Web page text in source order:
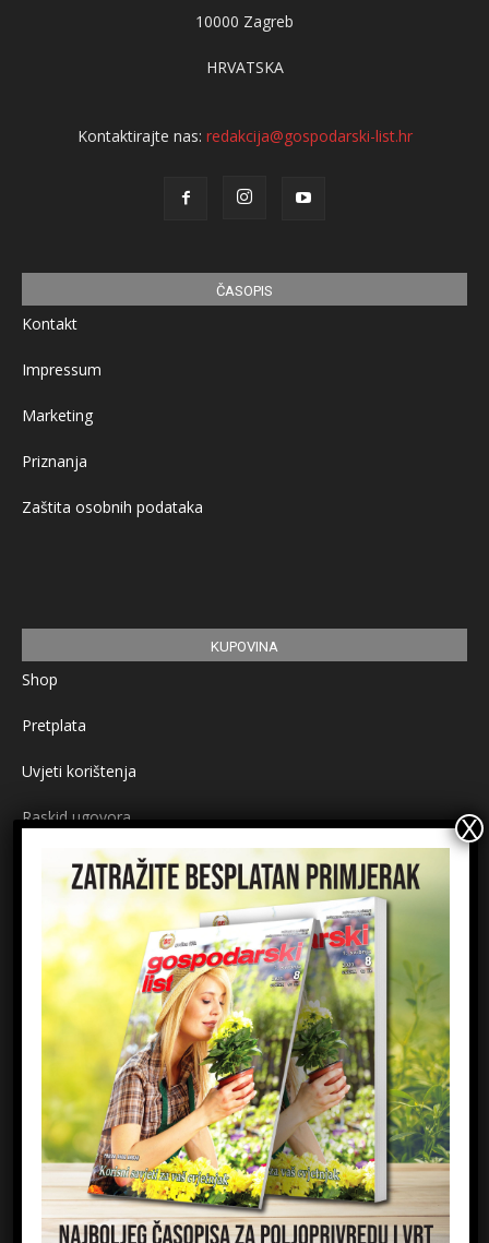
10000 Zagreb
HRVATSKA
Kontaktirajte nas: redakcija@gospodarski-list.hr
ČASOPIS
Kontakt
Impressum
Marketing
Priznanja
Zaštita osobnih podataka
KUPOVINA
Shop
Pretplata
Uvjeti korištenja
Raskid ugovora
Načini plaćanja
Sigurnost plaćanja
Prijavite se na newsletter
Email